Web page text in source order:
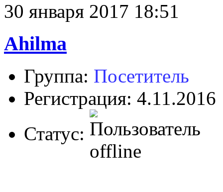
30 января 2017 18:51
Ahilma
Группа: Посетитель
Регистрация: 4.11.2016
Статус: